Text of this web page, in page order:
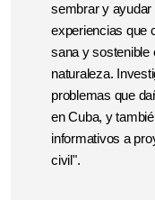
sembrar y
experiencias que
sana y sostenible
naturaleza.
problemas que
en Cuba, y
informativos a
civil".